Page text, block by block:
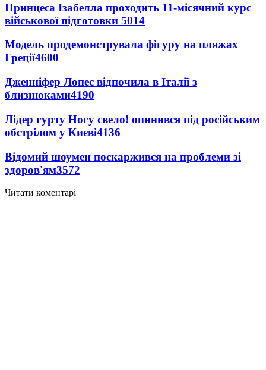
Принцеса Ізабелла проходить 11-місячний курс
військової підготовки 5014
Модель продемонструвала фігуру на пляжах
Греції4600
Дженніфер Лопес відпочила в Італії з
близнюками4190
Лідер гурту Ногу свело! опинився під російським
обстрілом у Києві4136
Відомий шоумен поскаржився на проблеми зі
здоров'ям3572
Читати коментарі